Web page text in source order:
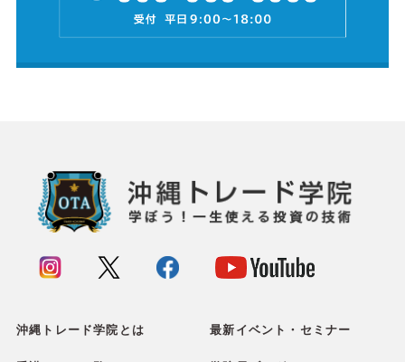
沖縄トレード学院とは 最新イベント・セミナー